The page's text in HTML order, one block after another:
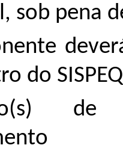
sob pena
do
de